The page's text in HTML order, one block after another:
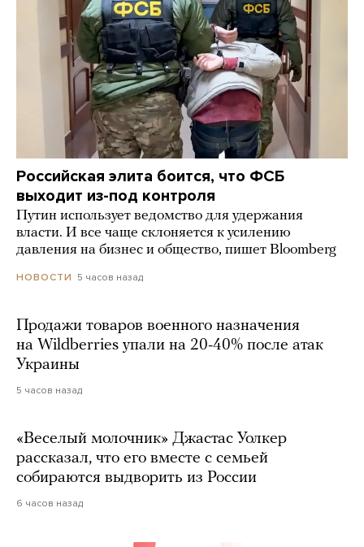
Российская элита боится, что ФСБ
выходит из-под контроля
Путин использует ведомство для удержания
власти. И все чаще склоняется к усилению
давления на бизнес и общество, пишет Bloomberg
НОВОСТИ 5 часов назад
Продажи товаров военного назначения
на Wildberries упали на 20-40% после атак
Украины
5 часов назад
«Веселый молочник» Джастас Уолкер
рассказал, что его вместе с семьей
собираются выдворить из России
6 часов назад